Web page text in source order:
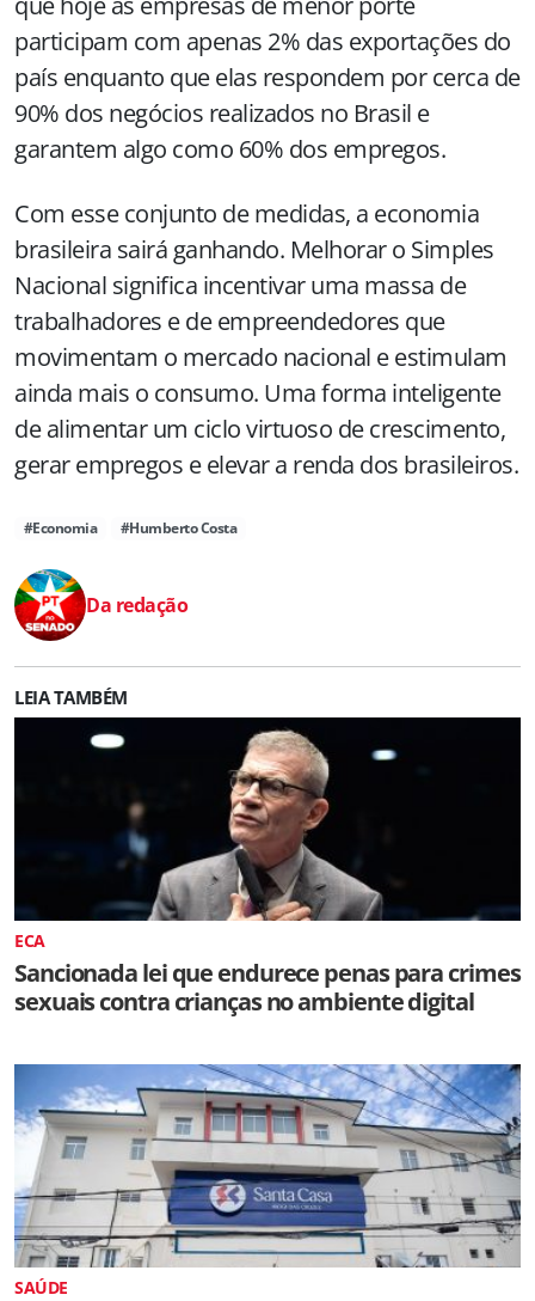
participam com apenas 2% das exportações do
país enquanto que elas respondem por cerca de
90% dos negócios realizados no Brasil e
garantem algo como 60% dos empregos.
Com esse conjunto de medidas, a economia
brasileira sairá ganhando. Melhorar o Simples
Nacional significa incentivar uma massa de
trabalhadores e de empreendedores que
movimentam o mercado nacional e estimulam
ainda mais o consumo. Uma forma inteligente
de alimentar um ciclo virtuoso de crescimento,
gerar empregos e elevar a renda dos brasileiros.
#Economia #Humberto Costa
Da redação
LEIA TAMBÉM
ECA
Sancionada lei que endurece penas para crimes
sexuais contra crianças no ambiente digital
SAÚDE